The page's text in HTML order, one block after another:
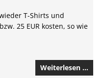
T-Shirts und
25 EUR kosten, so wie
Weiterlesen …